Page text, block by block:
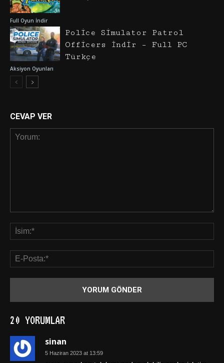
Full Oyun İndir
Aksiyon Oyunları
Police Simulator Patrol
Officers İndir – Full PC
Türkçe
CEVAP VER
20 YORUMLAR
sinan
5 Haziran 2023 at 13:59